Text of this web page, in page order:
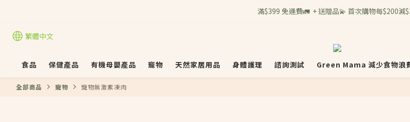
滿$399 免運費🚛  + 送贈品💫 首次購物每$200減
繁體中文
食品 保健產品 有機母嬰產品 寵物 天然家居用品 身體護理 諮詢測試 Green Mama 減少食物浪
全部商品 寵物 寵物無激素凍肉